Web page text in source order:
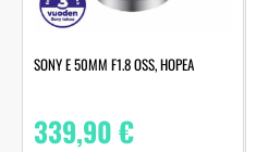
SONY E 50MM F1.8 OSS, HOPEA
339,90€